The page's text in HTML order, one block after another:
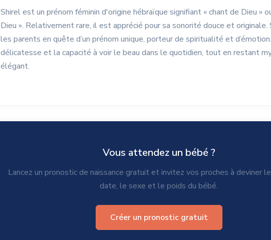
Shirel est un prénom féminin d'origine hébraïque signifiant « chant de Dieu »
Dieu ». Relativement rare, il est apprécié pour sa sonorité douce et originale.
les parents en quête d’un prénom unique, porteur de spiritualité et
délicatesse et la capacité à voir le beau dans le quotidien, tout en restant
élégant.
Vous attendez un bébé ?
Lancez un pronostic de naissance gratuit et invitez vos proches à deviner
date, le sexe et le poids du bébé.
Créer un pronostic gratuit